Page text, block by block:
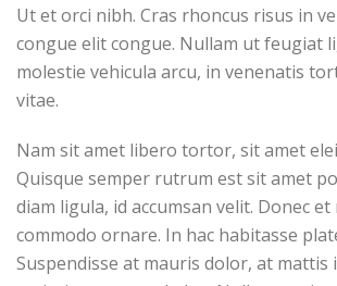
Ut et orci nibh. Cras rhoncus risus in
congue elit congue. Nullam ut feugiat
molestie vehicula arcu, in venenatis
vitae.
Nam sit amet libero tortor, sit amet
Quisque semper rutrum est sit amet
diam ligula, id accumsan velit. Donec
commodo ornare. In hac habitasse
Suspendisse at mauris dolor, at mattis